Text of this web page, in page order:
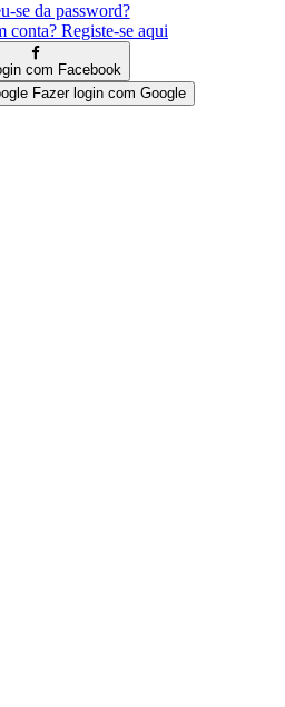
se da password?
conta? Registe-se aqui
com Facebook
Fazer login com Google